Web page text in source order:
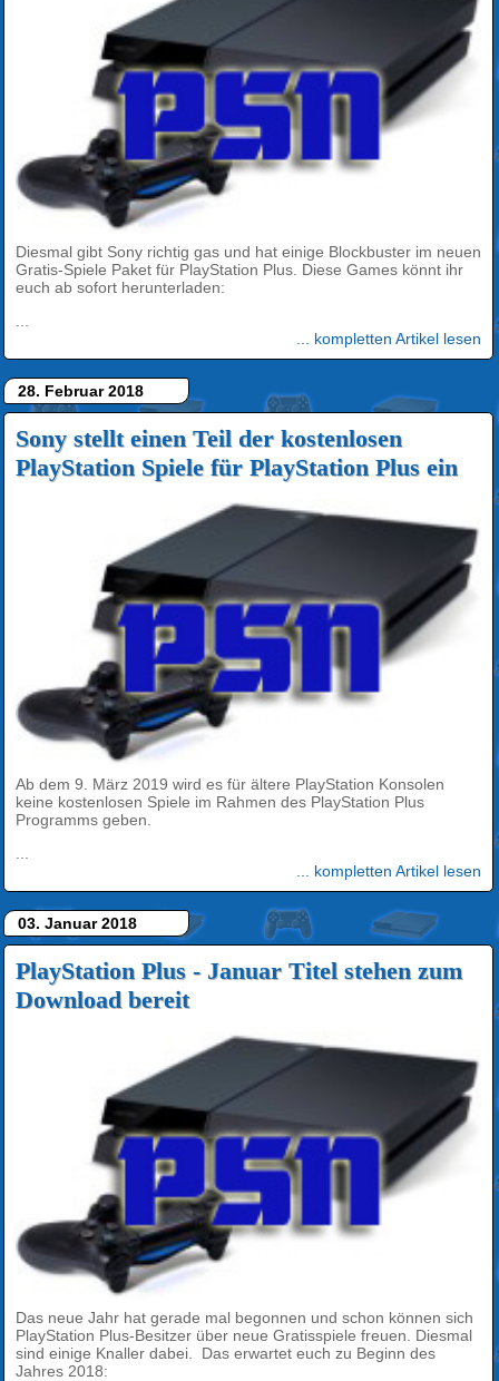
Diesmal gibt Sony richtig gas und hat einige Blockbuster im neuen
Gratis-Spiele Paket für PlayStation Plus. Diese Games könnt ihr
euch ab sofort herunterladen:
...
... kompletten Artikel lesen
28. Februar 2018
Sony stellt einen Teil der kostenlosen
PlayStation Spiele für PlayStation Plus ein
Ab dem 9. März 2019 wird es für ältere PlayStation Konsolen
keine kostenlosen Spiele im Rahmen des PlayStation Plus
Programms geben.
...
... kompletten Artikel lesen
03. Januar 2018
PlayStation Plus - Januar Titel stehen zum
Download bereit
Das neue Jahr hat gerade mal begonnen und schon können sich
PlayStation Plus-Besitzer über neue Gratisspiele freuen. Diesmal
sind einige Knaller dabei. Das erwartet euch zu Beginn des
Jahres 2018: